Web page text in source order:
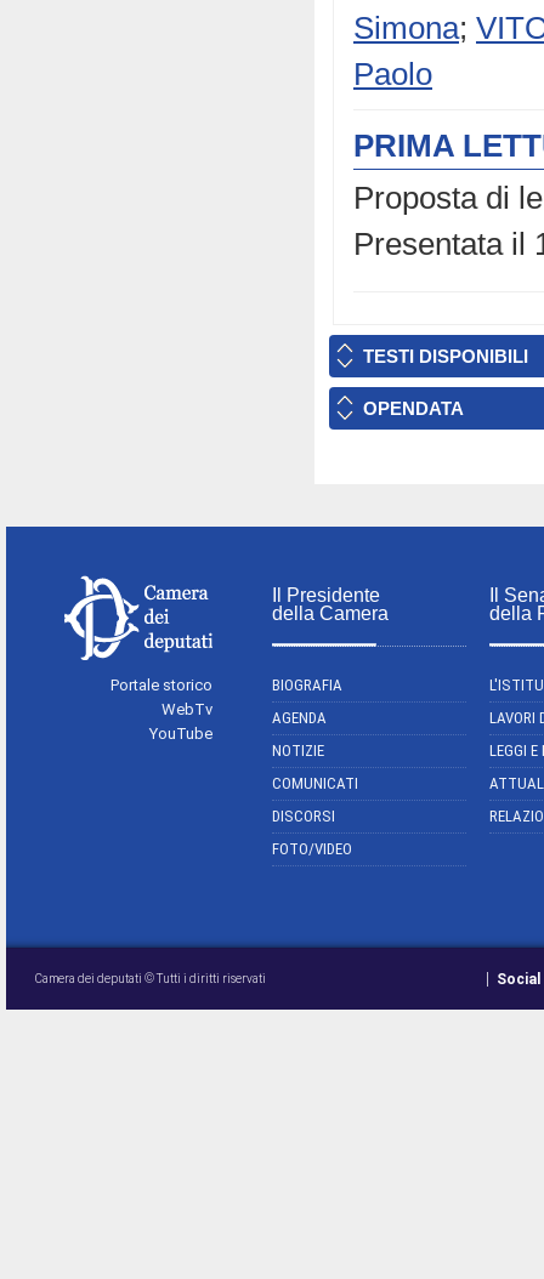
Simona;
Paolo
PRIMA
Proposta di
Presentata il
TESTI DISPONIBILI
OPENDATA
Portale storico
WebTv
YouTube
Il Presidente
della Camera
BIOGRAFIA
AGENDA
NOTIZIE
COMUNICATI
DISCORSI
FOTO/VIDEO
Il
della
LAVORI
LEGGI
Camera dei deputati © Tutti i diritti riservati Social